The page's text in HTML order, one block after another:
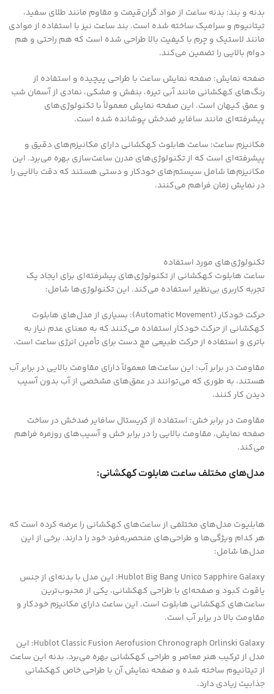
بدنه و بند: بدنه ساعت از مواد گران‌قیمت و مقاوم مانند طلای سفید،
تیتانیوم و سرامیک ساخته شده است. بند ساعت نیز با استفاده از موادی
مانند لاستیک و چرم با کیفیت بالا طراحی شده است که هم راحتی و هم
دوام بالایی را تضمین می‌کند.
صفحه نمایش: صفحه نمایش ساعت با طراحی پیچیده و استفاده از
رنگ‌های کهکشانی مانند آبی تیره، بنفش و مشکی، نمادی از آسمان شب
و عمق کیهان است. این صفحه نمایش معمولاً با تکنولوژی‌های
پیشرفته‌ای مانند سافایر ضدخش پوشانده شده است.
مکانیزم ساعت: ساعت هابلوت کهکشانی دارای مکانیزم‌های دقیق و
پیشرفته‌ای است که از تکنولوژی‌های مدرن ساعت‌سازی بهره می‌برد. این
مکانیزم‌ها شامل سیستم‌های خودکار و دستی هستند که دقت بالایی را
در نمایش زمان فراهم می‌کنند.
تکنولوژی‌های مورد استفاده
ساعت هابلوت کهکشانی از تکنولوژی‌های پیشرفته‌ای برای ایجاد یک
تجربه کاربری بی‌نظیر استفاده می‌کند. این تکنولوژی‌ها شامل:
حرکت خودکار (Automatic Movement): بسیاری از مدل‌های هابلوت
کهکشانی از حرکت خودکار استفاده می‌کنند که به معنای عدم نیاز به
باتری و استفاده از حرکت طبیعی مچ دست برای تأمین انرژی ساعت است.
مقاومت در برابر آب: این ساعت‌ها معمولاً دارای مقاومت بالایی در برابر آب
هستند، به طوری که می‌توانند در عمق‌های مشخصی از آب بدون آسیب
دیدن کار کنند.
مقاومت در برابر خش: استفاده از کریستال سافایر ضدخش در ساخت
صفحه نمایش، مقاومت بالایی را در برابر خش و آسیب‌های روزمره فراهم
می‌کند.
مدل‌های مختلف ساعت هابلوت کهکشانی:
هابلیوت مدل‌های مختلفی از ساعت‌های کهکشانی را عرضه کرده است که
هر کدام ویژگی‌ها و طراحی‌های منحصربه‌فرد خود را دارند. برخی از این
مدل‌ها شامل:
Hublot Big Bang Unico Sapphire Galaxy: این مدل با بدنه‌ای از جنس
یاقوت کبود و صفحه‌ای با طراحی کهکشانی، یکی از محبوب‌ترین
ساعت‌های کهکشانی هابلوت است. این ساعت دارای مکانیزم خودکار و
مقاومت بالا در برابر آب است.
Hublot Classic Fusion Aerofusion Chronograph Orlinski Galaxy: این
مدل از ترکیب هنر معاصر و طراحی کهکشانی بهره می‌برد. بدنه این ساعت
از تیتانیوم ساخته شده و صفحه نمایش آن با طراحی خاص کهکشانی
جذابیت زیادی دارد.